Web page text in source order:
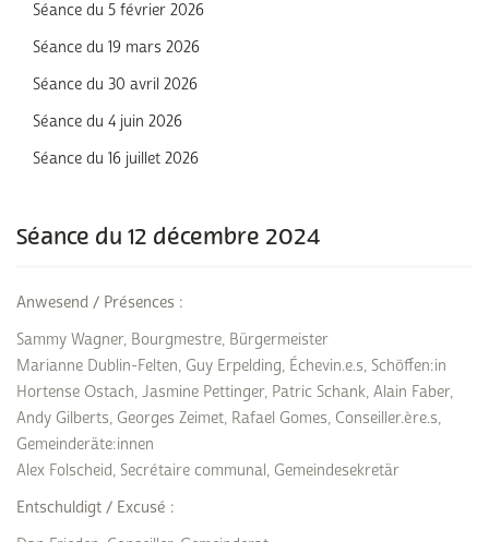
Séance du 5 février 2026
Séance du 19 mars 2026
Séance du 30 avril 2026
Séance du 4 juin 2026
Séance du 16 juillet 2026
Séance du 12 décembre 2024
Anwesend / Présences :
Sammy Wagner, Bourgmestre, Bürgermeister
Marianne Dublin-Felten, Guy Erpelding, Échevin.e.s, Schöffen:in
Hortense Ostach, Jasmine Pettinger, Patric Schank, Alain Faber,
Andy Gilberts, Georges Zeimet, Rafael Gomes, Conseiller.ère.s,
Gemeinderäte:innen
Alex Folscheid, Secrétaire communal, Gemeindesekretär
Entschuldigt / Excusé :